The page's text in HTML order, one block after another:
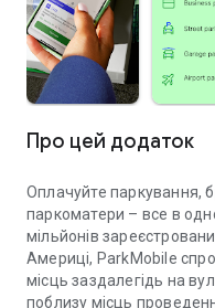
Про цей додаток
Оплачуйте паркування,
паркоматери – все в
мільйонів
Америці, ParkMobile
місць заздалегідь на
поблизу місць